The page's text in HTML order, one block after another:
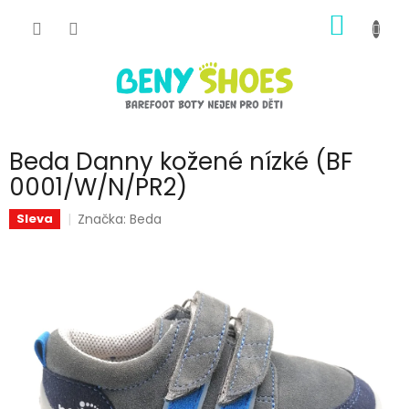
KOŠÍK
Beda Danny kožené nízké (BF
0001/W/N/PR2)
Sleva Značka:Beda